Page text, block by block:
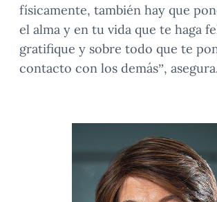
físicamente, también hay que
el alma y en tu vida que te haga
gratifique y sobre todo que te
contacto con los demás”,